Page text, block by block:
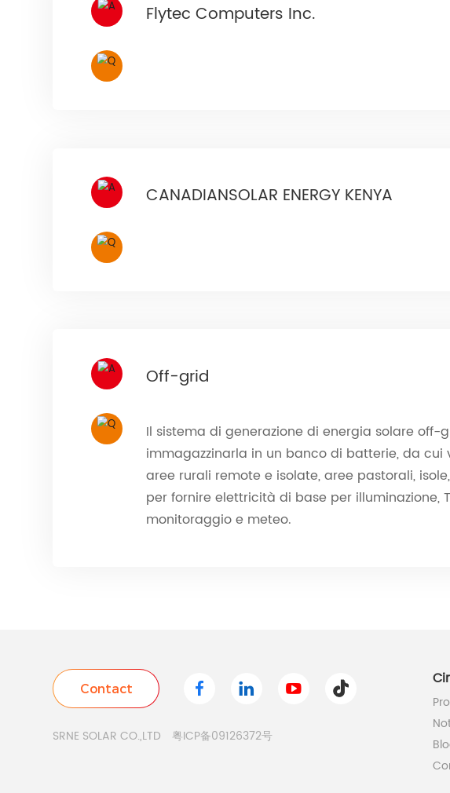
Flytec Computers Inc.
CANADIANSOLAR ENERGY KENYA
Off-grid
Il sistema di generazione di energia solare
immagazzinarla in un banco di batterie, da cui
aree rurali remote e isolate, aree pastorali,
per fornire elettricità di base per illuminazione,
monitoraggio e meteo.
SRNE SOLAR CO.,LTD 粤ICP备09126372号